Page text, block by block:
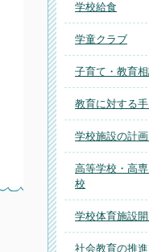
学校給食
学童クラブ
子育て・教育
教育に対する
学校施設の計
高等学校・高
校
学校体育施設
社会教育の推進